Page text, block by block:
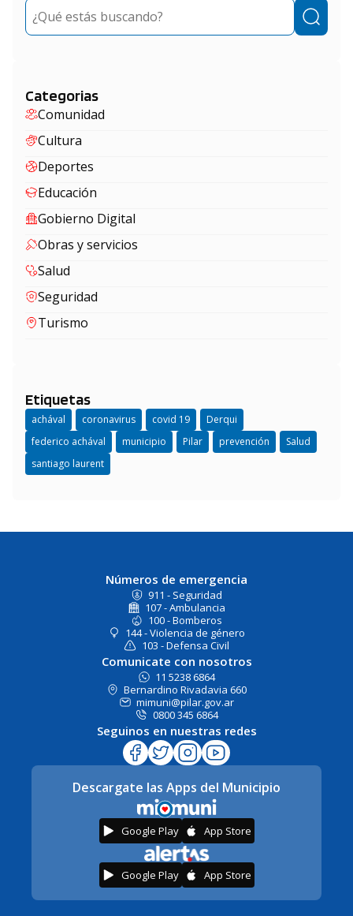
Buscar
Categorias
Comunidad
Cultura
Deportes
Educación
Gobierno Digital
Obras y servicios
Salud
Seguridad
Turismo
Etiquetas
achával coronavirus covid 19
Derqui
federico achával
municipio Pilar prevención
Salud
santiago laurent
Números de emergencia
911 - Seguridad
107 - Ambulancia
100 - Bomberos
144 - Violencia de género
103 - Defensa Civil
Comunicate con nosotros
11 5238 6864
Bernardino Rivadavia 660
mimuni@pilar.gov.ar
0800 345 6864
Seguinos en nuestras redes
Descargate las Apps del Municipio
Google Play App Store
Google Play App Store